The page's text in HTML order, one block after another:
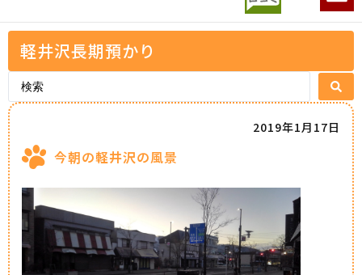
軽井沢長期預かり
今朝の軽井沢の風景
2019年1月17日